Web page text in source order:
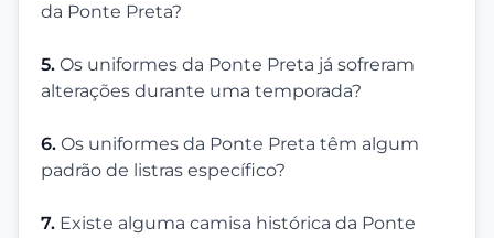
da Ponte Preta?
5. Os uniformes da Ponte Preta já sofreram
alterações durante uma temporada?
6. Os uniformes da Ponte Preta têm algum
padrão de listras específico?
7. Existe alguma camisa histórica da Ponte